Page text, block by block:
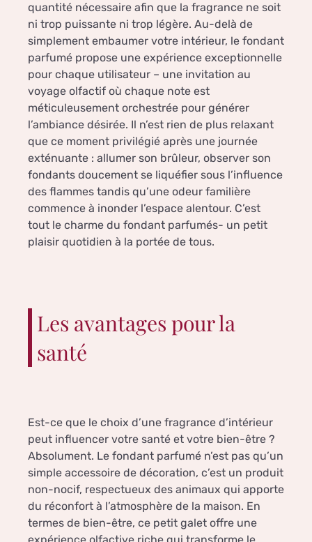
quantité nécessaire afin que la fragrance ne soit
ni trop puissante ni trop légère. Au-delà de
simplement embaumer votre intérieur, le fondant
parfumé propose une expérience exceptionnelle
pour chaque utilisateur – une invitation au
voyage olfactif où chaque note est
méticuleusement orchestrée pour générer
l’ambiance désirée. Il n’est rien de plus relaxant
que ce moment privilégié après une journée
exténuante : allumer son brûleur, observer son
fondants doucement se liquéfier sous l’influence
des flammes tandis qu’une odeur familière
commence à inonder l’espace alentour. C’est
tout le charme du fondant parfumés- un petit
plaisir quotidien à la portée de tous.
Les avantages pour la
santé
Est-ce que le choix d’une fragrance d’intérieur
peut influencer votre santé et votre bien-être ?
Absolument. Le fondant parfumé n’est pas qu’un
simple accessoire de décoration, c’est un produit
non-nocif, respectueux des animaux qui apporte
du réconfort à l’atmosphère de la maison. En
termes de bien-être, ce petit galet offre une